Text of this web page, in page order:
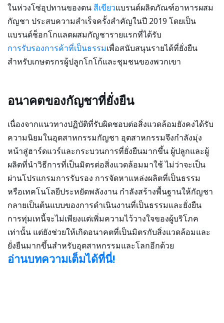
ในห่วงโซ่อุปทานของตน สีเขียวแบรนด์ผลิตภัณฑ์อาหารผสม
กัญชา ประสบความสำเร็จครั้งสำคัญในปี 2019 โดยเป็น
แบรนด์ช็อกโกแลตผสมกัญชารายแรกที่ได้รับ
การรับรองการค้าที่เป็นธรรมเพื่อสนับสนุนรายได้ที่ยั่งยืน
สำหรับเกษตรกรผู้ปลูกโกโก้และชุมชนของพวกเขา
อนาคตของกัญชาที่ยั่งยืน
เนื่องจากแนวทางปฏิบัติที่รับผิดชอบต่อสิ่งแวดล้อมยังคงได้รับ
ความนิยมในอุตสาหกรรมกัญชา อุตสาหกรรมจึงกำลังมุ่ง
หน้าสู่ฮาร์ดแวร์และกระบวนการที่ยั่งยืนมากขึ้น ผู้ปลูกและผู้
ผลิตที่นำวิธีการที่เป็นมิตรต่อสิ่งแวดล้อมมาใช้ ไม่ว่าจะเป็น
ผ่านโปรแกรมการรับรอง การจัดหาแหล่งผลิตที่เป็นธรรม
หรือเทคโนโลยีประหยัดพลังงาน กำลังสร้างพื้นฐานให้กัญชา
กลายเป็นต้นแบบของการดำเนินงานที่เป็นธรรมและยั่งยืน
การทุ่มเทนี้จะไม่เพียงแต่เพิ่มความไว้วางใจของผู้บริโภค
เท่านั้น แต่ยังช่วยให้เกิดอนาคตที่เป็นมิตรกับสิ่งแวดล้อมและ
ยั่งยืนมากขึ้นสำหรับอุตสาหกรรมและโลกอีกด้วย
อ่านบทความเต็มได้ที่นี่!